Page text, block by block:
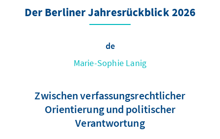
Der Berliner Jahresrückblick 2026
de
Marie-Sophie Lanig
Zwischen verfassungsrechtlicher
Orientierung und politischer
Verantwortung